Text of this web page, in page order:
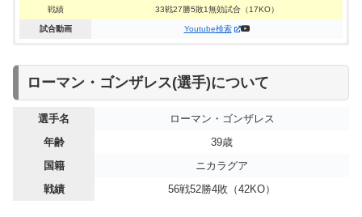
戦績 33戦27勝5敗1無効試合（17KO）
試合動画 Youtube検索
WBC世界スーパーフライ級 王座決定戦は12R・判定2-0(114-
114,116-112,115-113)でエストラーダ(選手)が勝利！
WBC世界スーパーフライ級 王座決定戦
ローマン・ゴンザレス：プロ55戦目
日程
2022年12月04日(日本時間)
開催地 アメリカ（グレンデール）
スーパーフライ級12回戦、12R・判定3-0(118-110,117-111,116-
112)でローマン・ゴンザレス(選手)が勝利！
ローマン・ゴンザレス：プロ54戦目
日程
2022年03月06日(日本時間)
開催地 アメリカ（サンディエゴ）
ローマン・ゴンザレス(選手)について
選手名
ローマン・ゴンザレス
年齢
39歳
国籍
ニカラグア
戦績
56戦52勝4敗（42KO）